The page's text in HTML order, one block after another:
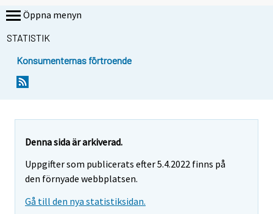
Öppna menyn
STATISTIK
Konsumenternas förtroende
Denna sida är arkiverad.
Uppgifter som publicerats efter 5.4.2022 finns på
den förnyade webbplatsen.
Gå till den nya statistiksidan.